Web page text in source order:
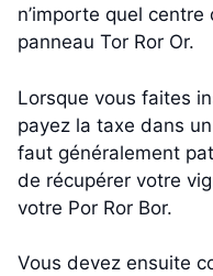
n’importe quel
panneau Tor Ror Or.
Lorsque vous faites
payez la taxe dans
faut généralement
de récupérer votre
votre Por Ror Bor.
Vous devez ensuite